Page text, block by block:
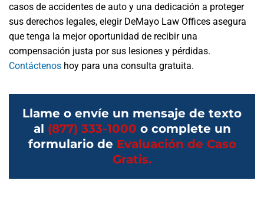
casos de accidentes de auto y una dedicación a proteger
sus derechos legales, elegir DeMayo Law Offices asegura
que tenga la mejor oportunidad de recibir una
compensación justa por sus lesiones y pérdidas.
Contáctenos hoy para una consulta gratuita.
Llame o envíe un mensaje de texto
al (877) 333-1000 o complete un
formulario de Evaluación de Caso
Gratis.